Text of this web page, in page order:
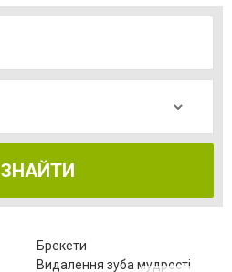
ЗНАЙТИ
Брекети
Видалення зуба мудрості